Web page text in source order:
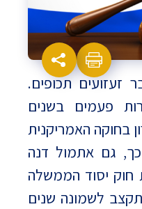
זעזועים תכופים.
פעמים בשנים
בחוקה האמריקנית
כ – 40 שנה. כך, גם אתמול דנה
יסוד הממשלה
לשמונה שנים